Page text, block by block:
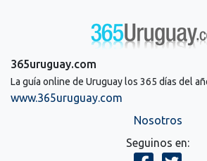
365uruguay.com
La guía online de Uruguay los 365 días del
www.365uruguay.com
Nosotros
Seguinos en: